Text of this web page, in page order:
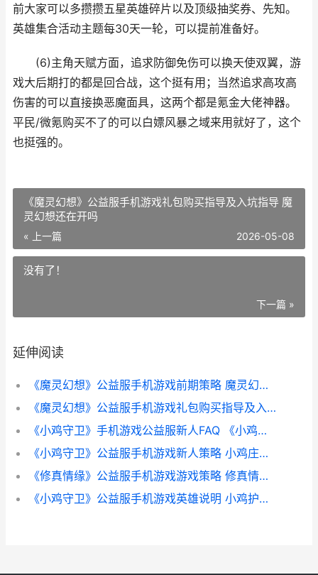
前大家可以多攒攒五星英雄碎片以及顶级抽奖券、先知。
英雄集合活动主题每30天一轮，可以提前准备好。
(6)主角天赋方面，追求防御免伤可以换天使双翼，游
戏大后期打的都是回合战，这个挺有用；当然追求高攻高
伤害的可以直接换恶魔面具，这两个都是氪金大佬神器。
平民/微氪购买不了的可以白嫖风暴之域来用就好了，这个
也挺强的。
《魔灵幻想》公益服手机游戏礼包购买指导及入坑指导 魔
灵幻想还在开吗
« 上一篇 2026-05-08
没有了！
下一篇 »
延伸阅读
《魔灵幻想》公益服手机游戏前期策略 魔灵幻想志玲最爱
《魔灵幻想》公益服手机游戏礼包购买指导及入坑指导 魔灵幻想还在开吗
《小鸡守卫》手机游戏公益服新人FAQ 《小鸡守卫》手抄报图片
《小鸡守卫》公益服手机游戏新人策略 小鸡庄园守护天使
《修真情缘》公益服手机游戏游戏策略 修真情缘手游官网
《小鸡守卫》公益服手机游戏英雄说明 小鸡护卫队攻略